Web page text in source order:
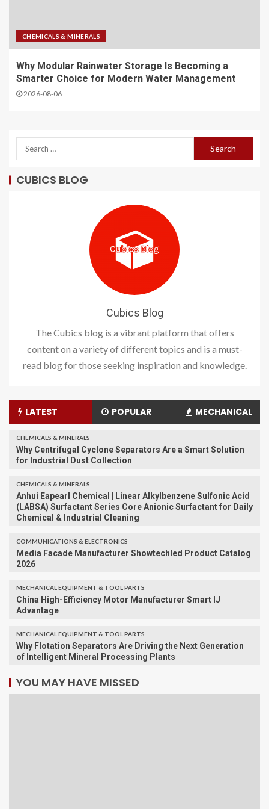
CHEMICALS & MINERALS
Why Modular Rainwater Storage Is Becoming a
Smarter Choice for Modern Water Management
2026-08-06
CUBICS BLOG
Cubics Blog
The Cubics blog is a vibrant platform that offers
content on a variety of different topics and is a must-
read blog for those seeking inspiration and knowledge.
LATEST POPULAR MECHANICAL
CHEMICALS & MINERALS
Why Centrifugal Cyclone Separators Are a Smart Solution
for Industrial Dust Collection
CHEMICALS & MINERALS
Anhui Eapearl Chemical | Linear Alkylbenzene Sulfonic Acid
(LABSA) Surfactant Series Core Anionic Surfactant for Daily
Chemical & Industrial Cleaning
COMMUNICATIONS & ELECTRONICS
Media Facade Manufacturer Showtechled Product Catalog
2026
MECHANICAL EQUIPMENT & TOOL PARTS
China High-Efficiency Motor Manufacturer Smart IJ
Advantage
MECHANICAL EQUIPMENT & TOOL PARTS
Why Flotation Separators Are Driving the Next Generation
of Intelligent Mineral Processing Plants
YOU MAY HAVE MISSED